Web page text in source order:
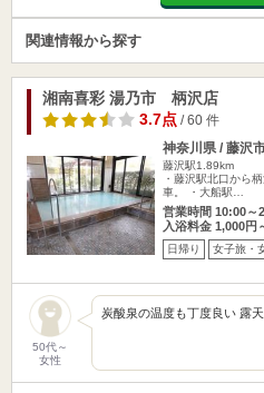
関連情報から探す
湘南喜彩 湯乃市 柄沢店
3.7点 / 60 件
神奈川県 / 藤沢
藤沢駅1.89km
・藤沢駅北口から
車。 ・大船駅…
営業時間 10:00～
入浴料金 1,000円
日帰り 女子旅・
50代～
女性
炭酸泉の温度も丁度良い 露